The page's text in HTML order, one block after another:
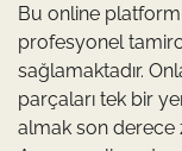
Bu online
profesyonel
sağlamaktadır.
parçaları tek bir
almak son